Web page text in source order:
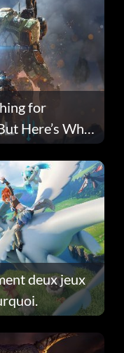
for
Here’s Why
deux jeux